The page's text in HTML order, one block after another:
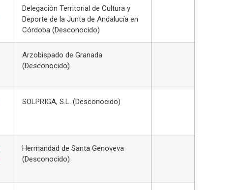
Delegación Territorial de Cultura y
Deporte de la Junta de Andalucía en
Córdoba (Desconocido)
Arzobispado de Granada
(Desconocido)
SOLPRIGA, S.L. (Desconocido)
Hermandad de Santa Genoveva
(Desconocido)